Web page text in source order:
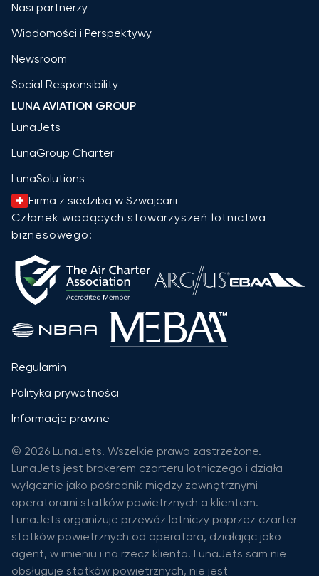
Nasi partnerzy
Wiadomości i Perspektywy
Newsroom
Social Responsibility
LUNA AVIATION GROUP
LunaJets
LunaGroup Charter
LunaSolutions
Firma z siedzibą w Szwajcarii
Członek wiodących stowarzyszeń lotnictwa
biznesowego:
Regulamin
Polityka prywatności
Informacje prawne
© 2026 LunaJets. Wszelkie prawa zastrzeżone.
LunaJets jest brokerem czarteru lotniczego i działa
wyłącznie jako pośrednik między zewnętrznymi
operatorami statków powietrznych a klientem.
LunaJets organizuje przewóz lotniczy poprzez czarter
statków powietrznych od operatora, działając jako
agent, w imieniu i na rzecz klienta. LunaJets sam nie
obsługuje statków powietrznych, nie jest